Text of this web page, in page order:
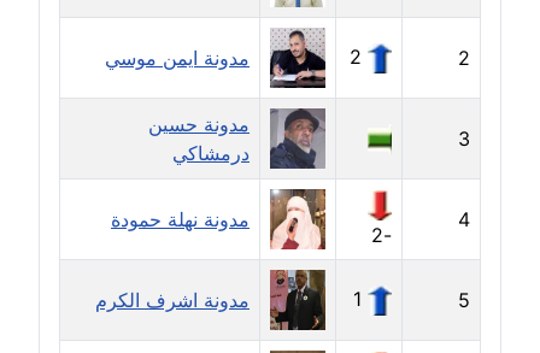
عاملة
مدونة اسماعيل محسن
عاملة
مدونة اسيمة اسامه
عاملة
مدونة أشرف القط
عاملة
مدونة اشرف الكرم
2
2 مدونة ايمن موسي
3
مدونة حسين
درمشاكي
4
-2
مدونة نهلة حمودة
5
1 مدونة اشرف الكرم